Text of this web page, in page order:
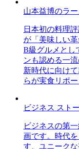
山本益博のラー
日本初の料理
が「美味しい
B級グルメとし
ンも認める一
新時代に向け
らが実食リポ
ビジネス スト
ビジネスの第
画です。時代
す、ユニーク